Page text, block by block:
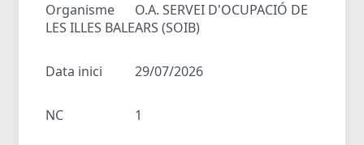
Organisme
O.A. SERVEI D'OCUPACIÓ DE
LES ILLES BALEARS (SOIB)
Data inici 29/07/2026
NC 1